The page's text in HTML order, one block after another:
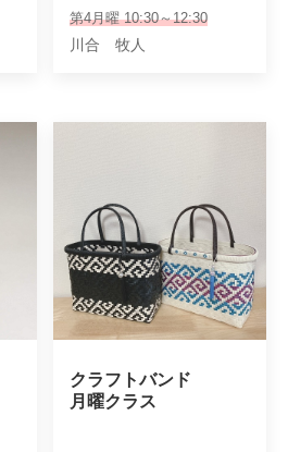
第4月曜 10:30～12:30
川合 牧人
クラフトバンド
月曜クラス